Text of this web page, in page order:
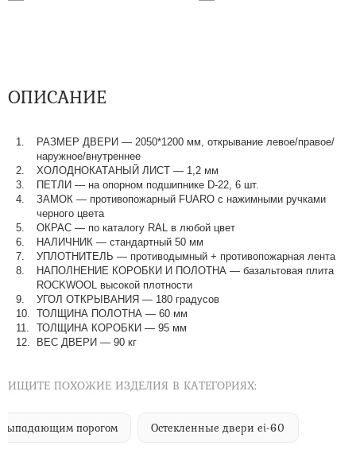
ОПИСАНИЕ
РАЗМЕР ДВЕРИ — 2050*1200 мм, открывание левое/правое/
наружное/внутреннее
ХОЛОДНОКАТАНЫЙ ЛИСТ — 1,2 мм
ПЕТЛИ — на опорном подшипнике D-22, 6 шт.
ЗАМОК — противопожарный FUARO с нажимными ручками
черного цвета
ОКРАС — по каталогу RAL в любой цвет​​​​​​​
НАЛИЧНИК — стандартный 50 мм
УПЛОТНИТЕЛЬ — противодымный + противопожарная лента
НАПОЛНЕНИЕ КОРОБКИ И ПОЛОТНА — базальтовая плита
ROCKWOOL высокой плотности
УГОЛ ОТКРЫВАНИЯ — 180 градусов
ТОЛЩИНА ПОЛОТНА — 60 мм
ТОЛЩИНА КОРОБКИ — 95 мм
ВЕС ДВЕРИ — 90 кг
ИЩИТЕ ПОХОЖИЕ ИЗДЕЛИЯ В КАТЕГОРИЯХ:
порогом Остекленные двери ei-60